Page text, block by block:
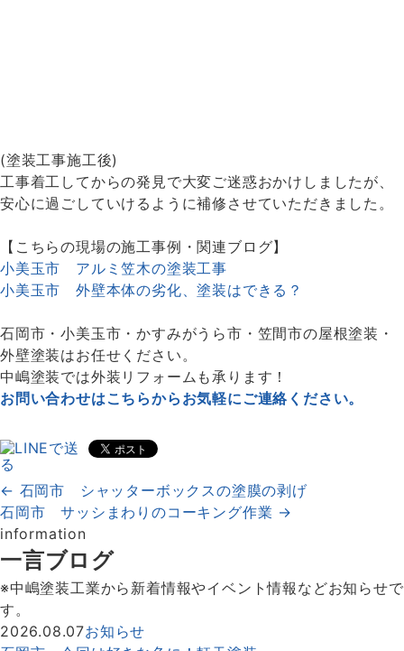
(塗装工事施工後)
工事着工してからの発見で大変ご迷惑おかけしましたが、
安心に過ごしていけるように補修させていただきました。
【こちらの現場の施工事例・関連ブログ】
小美玉市 アルミ笠木の塗装工事
小美玉市 外壁本体の劣化、塗装はできる？
石岡市・小美玉市・かすみがうら市・笠間市の屋根塗装・
外壁塗装はお任せください。
中嶋塗装では外装リフォームも承ります！
お問い合わせはこちらからお気軽にご連絡ください。
← 石岡市 シャッターボックスの塗膜の剥げ
石岡市 サッシまわりのコーキング作業 →
information
一言ブログ
※中嶋塗装工業から新着情報やイベント情報などお知らせで
す。
2026.08.07お知らせ